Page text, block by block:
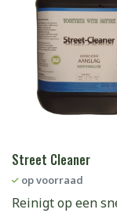
Street Cleaner
op voorraad
Reinigt op een